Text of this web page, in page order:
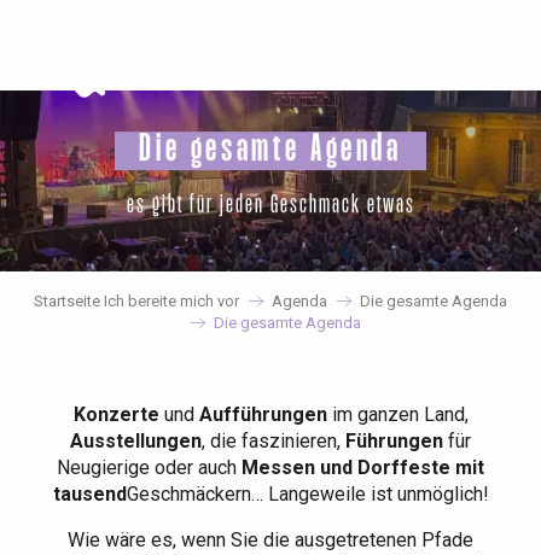
principal
Die gesamte Agenda
es gibt für jeden Geschmack etwas
Startseite Ich bereite mich vor Agenda
Die gesamte Agenda
Die gesamte Agenda
Konzerte und Aufführungenim ganzen Land,
Ausstellungen, die faszinieren, Führungen für
Neugierige oder auch Messen und Dorffeste mit
tausendGeschmäckern… Langeweile ist unmöglich!
Wie wäre es, wenn Sie die ausgetretenen Pfade